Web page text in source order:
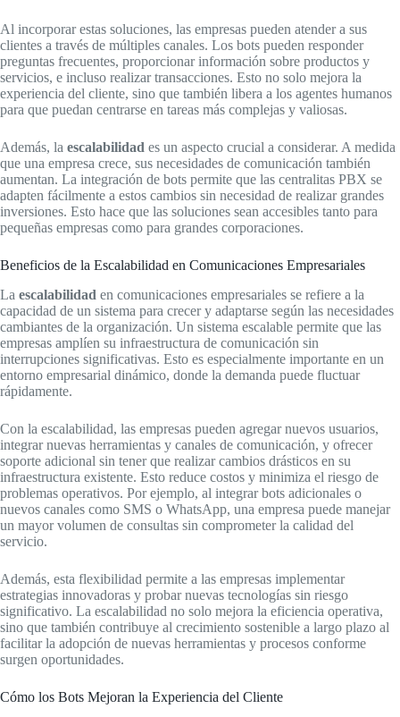
Al incorporar estas soluciones, las empresas pueden atender a sus
clientes a través de múltiples canales. Los bots pueden responder
preguntas frecuentes, proporcionar información sobre productos y
servicios, e incluso realizar transacciones. Esto no solo mejora la
experiencia del cliente, sino que también libera a los agentes humanos
para que puedan centrarse en tareas más complejas y valiosas.
Además, la escalabilidad es un aspecto crucial a considerar. A medida
que una empresa crece, sus necesidades de comunicación también
aumentan. La integración de bots permite que las centralitas PBX se
adapten fácilmente a estos cambios sin necesidad de realizar grandes
inversiones. Esto hace que las soluciones sean accesibles tanto para
pequeñas empresas como para grandes corporaciones.
Beneficios de la Escalabilidad en Comunicaciones Empresariales
La escalabilidad en comunicaciones empresariales se refiere a la
capacidad de un sistema para crecer y adaptarse según las necesidades
cambiantes de la organización. Un sistema escalable permite que las
empresas amplíen su infraestructura de comunicación sin
interrupciones significativas. Esto es especialmente importante en un
entorno empresarial dinámico, donde la demanda puede fluctuar
rápidamente.
Con la escalabilidad, las empresas pueden agregar nuevos usuarios,
integrar nuevas herramientas y canales de comunicación, y ofrecer
soporte adicional sin tener que realizar cambios drásticos en su
infraestructura existente. Esto reduce costos y minimiza el riesgo de
problemas operativos. Por ejemplo, al integrar bots adicionales o
nuevos canales como SMS o WhatsApp, una empresa puede manejar
un mayor volumen de consultas sin comprometer la calidad del
servicio.
Además, esta flexibilidad permite a las empresas implementar
estrategias innovadoras y probar nuevas tecnologías sin riesgo
significativo. La escalabilidad no solo mejora la eficiencia operativa,
sino que también contribuye al crecimiento sostenible a largo plazo al
facilitar la adopción de nuevas herramientas y procesos conforme
surgen oportunidades.
Cómo los Bots Mejoran la Experiencia del Cliente